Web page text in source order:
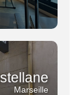
Marseille